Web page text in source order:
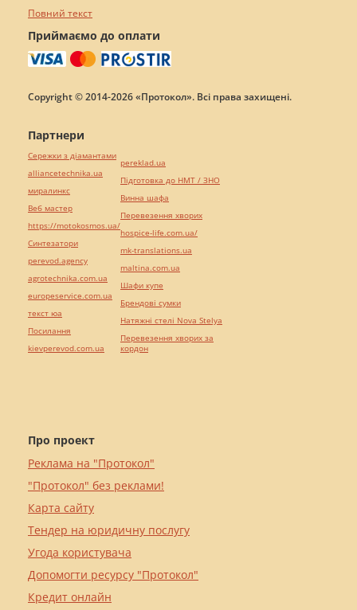
Повний текст
Приймаємо до оплати
Copyright © 2014-2026 «Протокол». Всі права захищені.
Про проект
Реклама на "Протокол"
"Протокол" без реклами!
Карта сайту
Тендер на юридичну послугу
Угода користувача
Допомогти ресурсу "Протокол"
Кредит онлайн
Партнери
Сережки з діамантами
alliancetechnika.ua
миралинкс
Веб мастер
https://motokosmos.ua/
Синтезатори
perevod.agency
agrotechnika.com.ua
europeservice.com.ua
текст юа
Посилання
kievperevod.com.ua
pereklad.ua
Підготовка до НМТ / ЗНО
Винна шафа
Перевезення хворих
hospice-life.com.ua/
mk-translations.ua
maltina.com.ua
Шафи купе
Брендові сумки
Натяжні стелі Nova Stelya
Перевезення хворих за
кордон